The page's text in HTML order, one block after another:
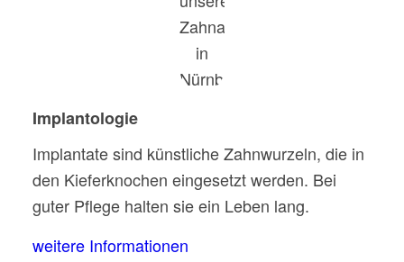
Implantologie
Implantate sind künstliche Zahnwurzeln, die in
den Kieferknochen eingesetzt werden. Bei
guter Pflege halten sie ein Leben lang.
weitere Informationen